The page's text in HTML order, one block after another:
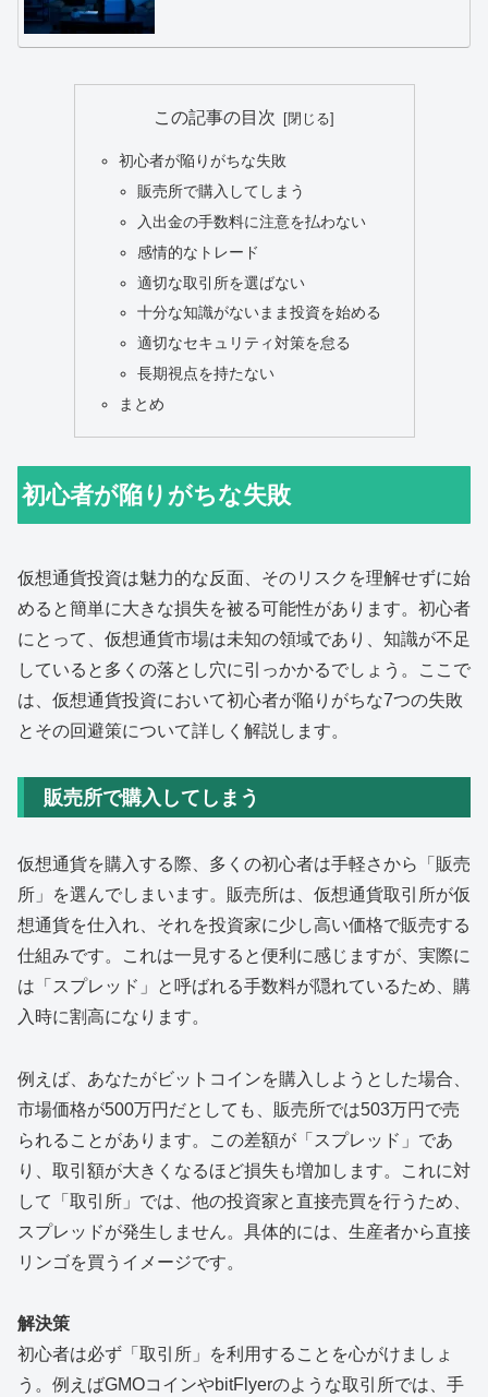
この記事の目次
初心者が陥りがちな失敗
販売所で購入してしまう
入出金の手数料に注意を払わない
感情的なトレード
適切な取引所を選ばない
十分な知識がないまま投資を始める
適切なセキュリティ対策を怠る
長期視点を持たない
まとめ
初心者が陥りがちな失敗
仮想通貨投資は魅力的な反面、そのリスクを理解せずに始
めると簡単に大きな損失を被る可能性があります。初心者
にとって、仮想通貨市場は未知の領域であり、知識が不足
していると多くの落とし穴に引っかかるでしょう。ここで
は、仮想通貨投資において初心者が陥りがちな7つの失敗
とその回避策について詳しく解説します。
販売所で購入してしまう
仮想通貨を購入する際、多くの初心者は手軽さから「販売
所」を選んでしまいます。販売所は、仮想通貨取引所が仮
想通貨を仕入れ、それを投資家に少し高い価格で販売する
仕組みです。これは一見すると便利に感じますが、実際に
は「スプレッド」と呼ばれる手数料が隠れているため、購
入時に割高になります。
例えば、あなたがビットコインを購入しようとした場合、
市場価格が500万円だとしても、販売所では503万円で売
られることがあります。この差額が「スプレッド」であ
り、取引額が大きくなるほど損失も増加します。これに対
して「取引所」では、他の投資家と直接売買を行うため、
スプレッドが発生しません。具体的には、生産者から直接
リンゴを買うイメージです。
解決策
初心者は必ず「取引所」を利用することを心がけましょ
う。例えばGMOコインやbitFlyerのような取引所では、手